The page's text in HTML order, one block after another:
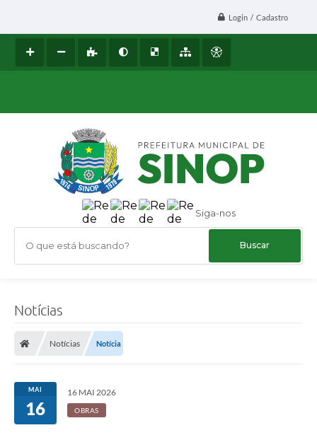
Login / Cadastro
Siga-nos
O que está buscando?
Notícias
Notícias Notícia
MAI
16
16 MAI 2026
OBRAS